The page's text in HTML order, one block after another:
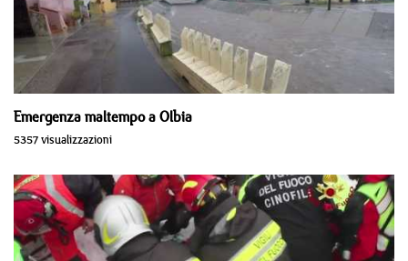
Emergenza maltempo a Olbia
5357 visualizzazioni